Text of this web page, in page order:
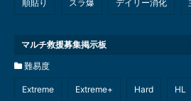
順貼り スラ爆 デイリー消化
マルチ救援募集掲示板
難易度
Extreme Extreme+ Hard HL